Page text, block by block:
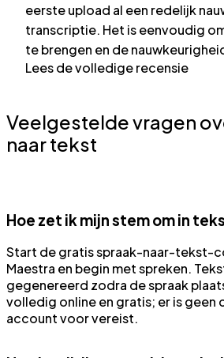
eerste upload al een redelijk
transcriptie. Het is eenvoudig
te brengen en de
Lees de volledige recensie
Veelgestelde vragen
naar tekst
Hoe zet ik mijn stem om in
Start de gratis spraak-naar-tekst-
Maestra en begin met spreken.
gegenereerd zodra de spraak
volledig online en gratis; er is
account voor vereist.